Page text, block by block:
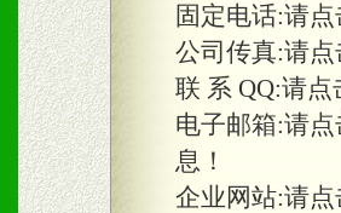
三、物料及媒体
1、免费提供体
2、不定期在各
知名度和影响力
固定电话:请点
公司传真:请点
联 系 QQ:请点
电子邮箱:请点
息！
企业网站:请点